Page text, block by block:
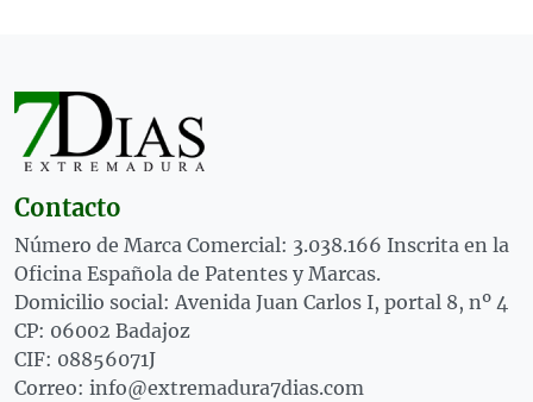
Contacto
Número de Marca Comercial: 3.038.166 Inscrita en la
Oficina Española de Patentes y Marcas.
Domicilio social: Avenida Juan Carlos I, portal 8, nº 4
CP: 06002 Badajoz
CIF: 08856071J
Correo: info@extremadura7dias.com